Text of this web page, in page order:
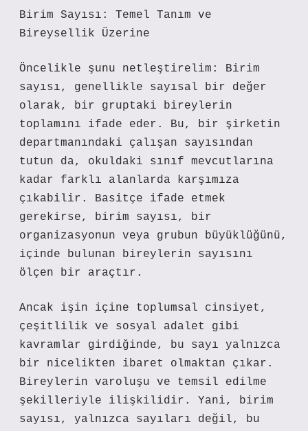
Birim Sayısı: Temel Tanım ve
Bireysellik Üzerine
Öncelikle şunu netleştirelim: Birim
sayısı, genellikle sayısal bir değer
olarak, bir gruptaki bireylerin
toplamını ifade eder. Bu, bir şirketin
departmanındaki çalışan sayısından
tutun da, okuldaki sınıf mevcutlarına
kadar farklı alanlarda karşımıza
çıkabilir. Basitçe ifade etmek
gerekirse, birim sayısı, bir
organizasyonun veya grubun büyüklüğünü,
içinde bulunan bireylerin sayısını
ölçen bir araçtır.
Ancak işin içine toplumsal cinsiyet,
çeşitlilik ve sosyal adalet gibi
kavramlar girdiğinde, bu sayı yalnızca
bir nicelikten ibaret olmaktan çıkar.
Bireylerin varoluşu ve temsil edilme
şekilleriyle ilişkilidir. Yani, birim
sayısı, yalnızca sayıları değil, bu